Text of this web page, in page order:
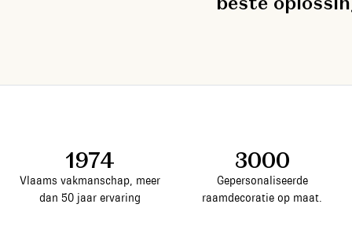
1974
Vlaams vakmanschap, meer
dan 50 jaar ervaring
3000
Gepersonaliseerde
raamdecoratie op maat.